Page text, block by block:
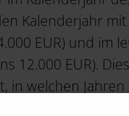
Kalenderjahr
EUR) und im
12.000 EUR).
in welchen